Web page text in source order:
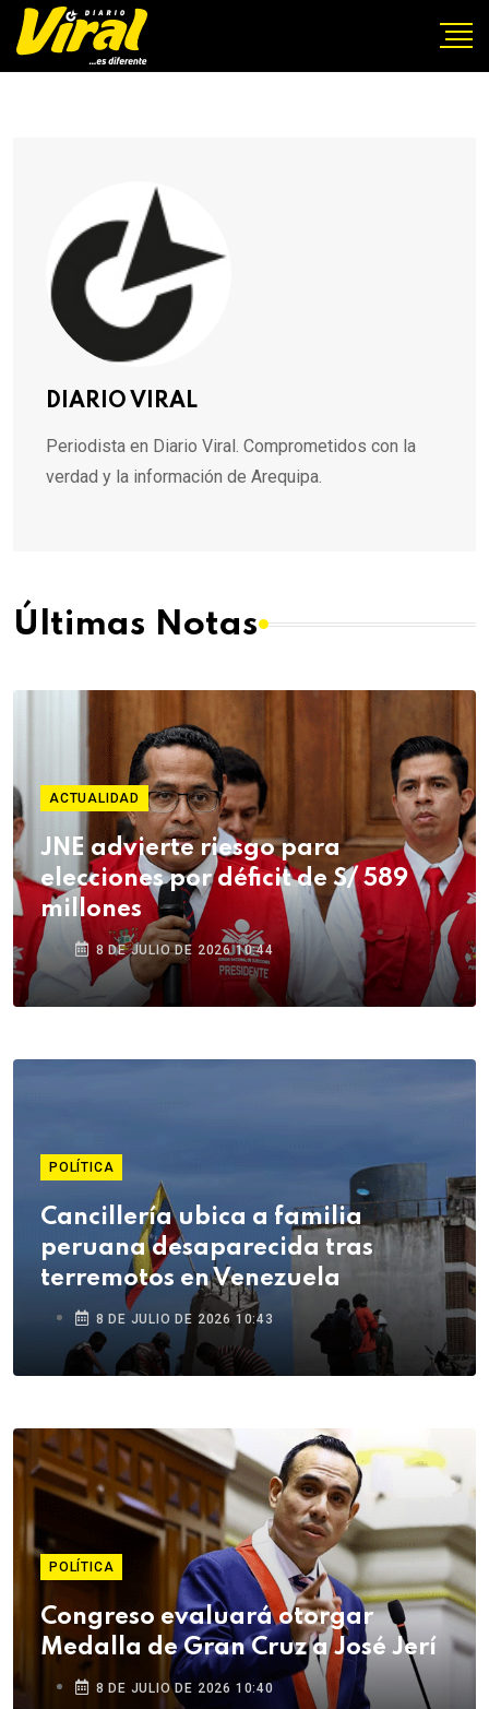
DIARIO VIRAL
Periodista en Diario Viral. Comprometidos con la
verdad y la información de Arequipa.
Últimas Notas
ACTUALIDAD
JNE advierte riesgo para
elecciones por déficit de S/ 589
millones
8 DE JULIO DE 2026 10:44
POLÍTICA
Cancillería ubica a familia
peruana desaparecida tras
terremotos en Venezuela
8 DE JULIO DE 2026 10:43
POLÍTICA
Congreso evaluará otorgar
Medalla de Gran Cruz a José Jerí
8 DE JULIO DE 2026 10:40